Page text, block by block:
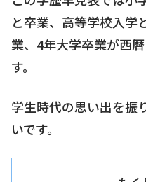
と卒業、高等学校入学
業、4年大学卒業が西
す。
学生時代の思い出を振
いです。